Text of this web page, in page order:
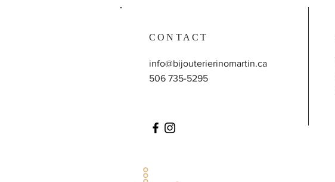
CONTACT
info@bijouterierinomartin.ca
506 735-5295